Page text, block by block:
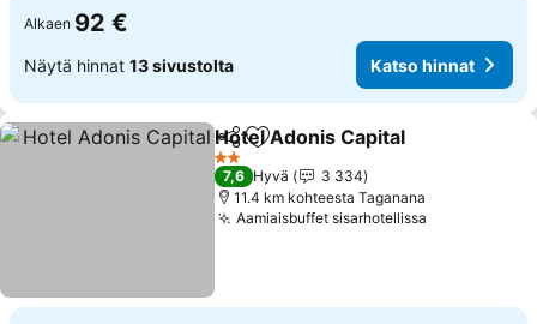
Alkaen 92 €
Näytä hinnat 13 sivustolta Katso hinnat
Jaa Lisää suosikkeihin
Hotel Adonis Capital
2 Tähtiluokitus
7,6 Hyvä
3 334
11.4 km kohteesta Taganana
Aamiaisbuffet sisarhotellissa